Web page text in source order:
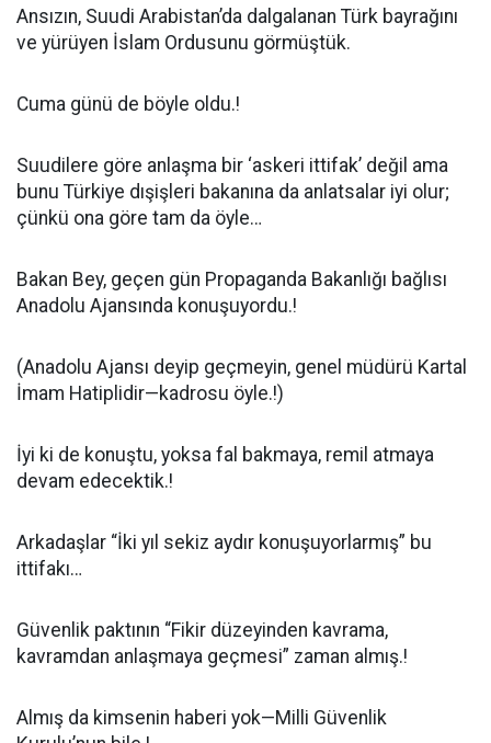
Ansızın, Suudi Arabistan’da dalgalanan Türk bayrağını
ve yürüyen İslam Ordusunu görmüştük.
Cuma günü de böyle oldu.!
Suudilere göre anlaşma bir ‘askeri ittifak’ değil ama
bunu Türkiye dışişleri bakanına da anlatsalar iyi olur;
çünkü ona göre tam da öyle…
Bakan Bey, geçen gün Propaganda Bakanlığı bağlısı
Anadolu Ajansında konuşuyordu.!
(Anadolu Ajansı deyip geçmeyin, genel müdürü Kartal
İmam Hatiplidir—kadrosu öyle.!)
İyi ki de konuştu, yoksa fal bakmaya, remil atmaya
devam edecektik.!
Arkadaşlar “İki yıl sekiz aydır konuşuyorlarmış” bu
ittifakı…
Güvenlik paktının “Fikir düzeyinden kavrama,
kavramdan anlaşmaya geçmesi” zaman almış.!
Almış da kimsenin haberi yok—Milli Güvenlik